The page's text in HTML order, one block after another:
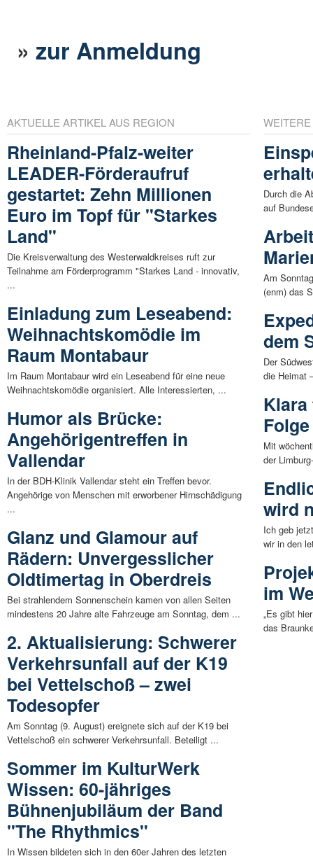
»zur Anmeldung
AKTUELLE ARTIKEL AUS REGION
Rheinland-Pfalz-weiter
LEADER-Förderaufruf
gestartet: Zehn Millionen
Euro im Topf für "Starkes
Land"
Die Kreisverwaltung des Westerwaldkreises ruft zur
Teilnahme am Förderprogramm "Starkes Land - innovativ,
...
Einladung zum Leseabend:
Weihnachtskomödie im
Raum Montabaur
Im Raum Montabaur wird ein Leseabend für eine neue
Weihnachtskomödie organisiert. Alle Interessierten, ...
Humor als Brücke:
Angehörigentreffen in
Vallendar
In der BDH-Klinik Vallendar steht ein Treffen bevor.
Angehörige von Menschen mit erworbener Hirnschädigung
...
Glanz und Glamour auf
Rädern: Unvergesslicher
Oldtimertag in Oberdreis
Bei strahlendem Sonnenschein kamen von allen Seiten
mindestens 20 Jahre alte Fahrzeuge am Sonntag, dem ...
2. Aktualisierung: Schwerer
Verkehrsunfall auf der K19
bei Vettelschoß – zwei
Todesopfer
Am Sonntag (9. August) ereignete sich auf der K19 bei
Vettelschoß ein schwerer Verkehrsunfall. Beteiligt ...
Sommer im KulturWerk
Wissen: 60-jähriges
Bühnenjubiläum der Band
"The Rhythmics"
In Wissen bildeten sich in den 60er Jahren des letzten
Durch die
auf
Am
(enm) das
dem
Der
die Heimat
Klara
Folge
Mit
der
wird
Ich geb
wir in den
im
„Es gibt
das